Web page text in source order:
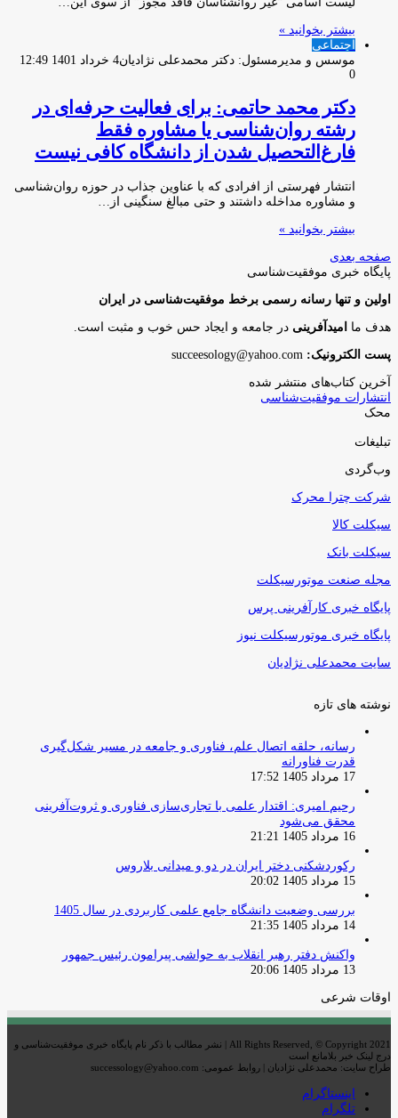
بیشتر بخوانید »
اجتماعی
موسس و مدیرمسئول: دکتر محمدعلی نژادیان4 خرداد 1401 12:49
0
دكتر محمد حاتمى: براى فعاليت حرفه‌ای در
رشته روان‌شناسی یا مشاوره فقط
فارغ‌التحصیل شدن از دانشگاه كافى نيست
انتشار فهرستی از افرادی که با عناوین جذاب در حوزه روان‌شناسی
و مشاوره مداخله داشتند و حتی مبالغ سنگینی از…
بیشتر بخوانید »
صفحه بعدی
پایگاه‌ خبری موفقیت‌شناسی
اولین و تنها رسانه رسمی برخط موفقیت‌شناسی در ایران
هدف ما امیدآفرینی در جامعه و ایجاد حس خوب و مثبت است.
پست الکترونیک:
آخرین کتاب‌های منتشر شده
انتشارات موفقیت‌شناسی
محک
تبلیغات
وب‌گردی
شرکت چترا محرک
سیکلت کالا
سیکلت بانک
مجله صنعت موتورسیکلت
پایگاه خبری کارآفرینی پرس
پایگاه خبری موتورسیکلت نیوز
سایت محمدعلی نژادیان
نوشته های تازه
رسانه، حلقه اتصال علم، فناوری و جامعه در مسیر شکل‌گیری
قدرت فناورانه
17 مرداد 1405 17:52
رحیم امیری: اقتدار علمی با تجاری‌سازی فناوری و ثروت‌آفرینی
محقق می‌شود
16 مرداد 1405 21:21
رکوردشکنی دختر ایران در دو و میدانی بلاروس
15 مرداد 1405 20:02
بررسی وضعیت دانشگاه جامع علمی کاربردی در سال 1405
14 مرداد 1405 21:35
واکنش دفتر رهبر انقلاب به حواشی پیرامون رئیس جمهور
13 مرداد 1405 20:06
اوقات شرعی
All Rights Reserved, © Copyright 2021 | نشر مطالب با ذکر نام پایگاه خبری موفقیت‌شناسی و
درج لینک خبر بلامانع است
طراح سایت: محمدعلی نژادیان | روابط عمومی: successology@yahoo.com
اینستاگرام
تلگرام